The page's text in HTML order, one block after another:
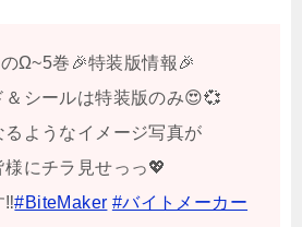
Ω~5巻🎉特装版情報🎉
＆シールは特装版のみ😍💞
ようなイメージ写真が
にチラ見せっっ💖
‼️#BiteMaker #バイトメーカー